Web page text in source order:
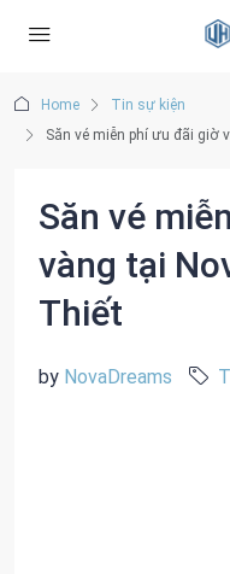
Home
Tin sự kiện
Săn vé miễn phí ưu đãi giờ
Săn vé
vàng tại
Thiết
by NovaDreams